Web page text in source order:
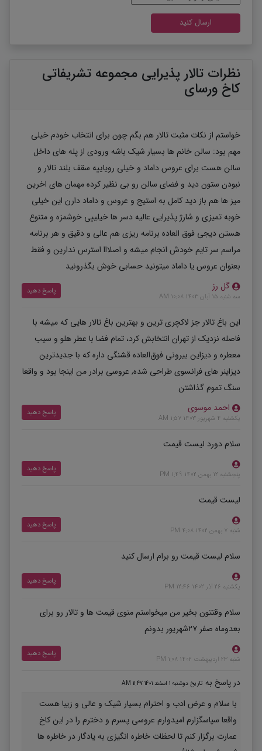
نظرات تالار پذیرایی مجموعه تشریفاتی
کاخ ورسای
خواستم از نکات مثبت تالار هم بگم چون برای انتخاب خودم خیلی
مهم بود: سالن خانم ها بسیار شیک باشه ورودی از پله های داخل
سالن هست برای عروس داماد و خیلی ر‌ویاییه سقف بلند تالار و
نبودن ستون دید و فضای سالن رو بی نظیر کرده مهمان های اخرین
میز ها هم باز دید کامل به استیج و عروس و داماد دارن این خیلی
خوبه تمیزی و شارژ پذیرایی عالیه دسر ها خیلییی خوشمزه و متنوع
هستن دیجی فوق العاده برنامه ریزی هم عالی و دقیق و هر برنامه
مراسم سر تایم خودش انجام میشه و اصلااا استرس ندارین و فقط
بعنوان عروس یا داماد میتونید حسابی خوش بگذرونید
گل رز
سه شنبه 15 آبان 1403 10:08 AM
پاسخ دهید
این باغ تالار جز لاکچری ترین و بهترین باغ تالار هایی که میشه با
فاصله نزدیک از تهران انتخابش کرد، تمام فضا با عطر هلو و سیب
معطره و دیزاین بیرونی فوق‌العاده قشنگی داره که با جدیدترین
دیزاینر های فرانسوی طراحی شده, عروسی برادر من اینجا بود و واقعا
سنگ تموم گذاشتن
احمد موسوی
یکشنبه 4 شهریور 1403 1:57 AM
پاسخ دهید
سلام دورد لیست قیمت
پنجشنبه 12 بهمن 1402 1:49 PM
پاسخ دهید
لیست قیمت
شنبه 7 بهمن 1402 4:08 PM
پاسخ دهید
سلام لیست قیمت رو برام ارسال کنید
یکشنبه 26 آذر 1402 12:46 PM
پاسخ دهید
سلام وقتتون بخیر من میخواستم منوی قیمت ها و تالار رو برای
بعدوماه صفر ۲۷شهریور بدونم
شنبه 23 اردیبهشت 1402 1:08 PM
پاسخ دهید
در پاسخ به تاریخ دوشنبه 1 اسفند 1401 11:47 AM
با سلام و عرض ادب و احترام بسیار شیک و عالی و زیبا هست
واقعا سپاسگزارم امیدوارم عروسی پسرم و دخترم را در این کاخ
عمارت برگزار کنم تا لحظات خاطره انگیزی به یادگار در خاطره ها